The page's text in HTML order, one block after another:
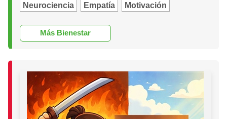
Neurociencia Empatía Motivación
Más Bienestar